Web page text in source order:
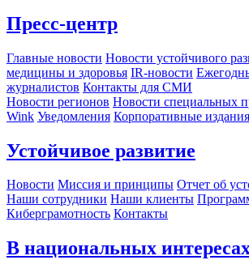
Пресс-центр
Главные новости Новости устойчивого
медицины и здоровья IR-новости
журналистов Контакты для СМИ
Новости регионов Новости специальных
Wink Уведомления Корпоративные издания
Устойчивое развитие
Новости Миссия и принципы Отчет об
Наши сотрудники Наши клиенты
Киберграмотность Контакты
В национальных